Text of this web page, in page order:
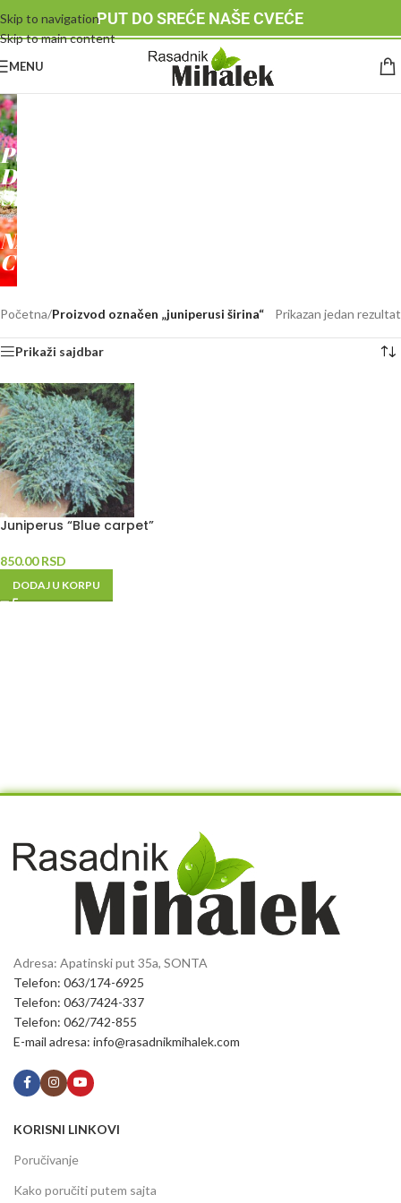
Skip to navigation
Skip to main content
PUT DO SREĆE NAŠE CVEĆE
MENU
RASADNIK
MIHALEK
PUT
DO
SREĆE
-
NAŠE
CVEĆE
Početna/Proizvod označen „juniperusi širina“ Prikazan jedan rezultat
Prikaži sajdbar
Juniperus “Blue carpet”
850.00RSD
DODAJ U KORPU
Adresa: Apatinski put 35a, SONTA
Telefon: 063/174-6925
Telefon: 063/7424-337
Telefon: 062/742-855
E-mail adresa: info@rasadnikmihalek.com
KORISNI LINKOVI
Poručivanje
Kako poručiti putem sajta